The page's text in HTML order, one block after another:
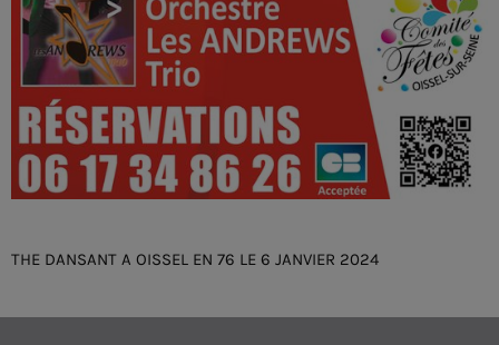
THE DANSANT A OISSEL EN 76 LE 6 JANVIER 2024